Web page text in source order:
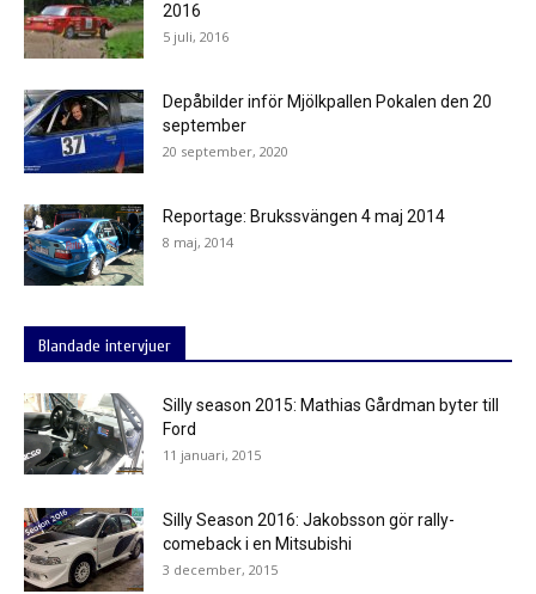
2016
5 juli, 2016
Depåbilder inför Mjölkpallen Pokalen den 20
september
20 september, 2020
Reportage: Brukssvängen 4 maj 2014
8 maj, 2014
Blandade intervjuer
Silly season 2015: Mathias Gårdman byter till
Ford
11 januari, 2015
Silly Season 2016: Jakobsson gör rally-
comeback i en Mitsubishi
3 december, 2015